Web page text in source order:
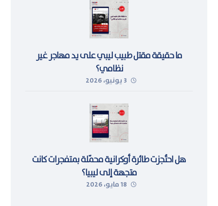
ما حقيقة مقتل طبيب ليبي على يد مهاجر غير
نظامي؟
3 يونيو، 2026
هل احتُجزت طائرة أوكرانية محمّلة بمتفجرات كانت
متجهة إلى ليبيا؟
18 مايو، 2026